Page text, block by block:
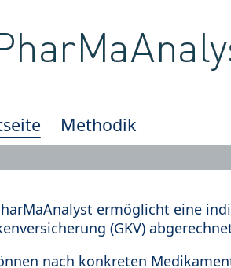
Methodik
ermöglicht eine
(GKV)
nach konkreten